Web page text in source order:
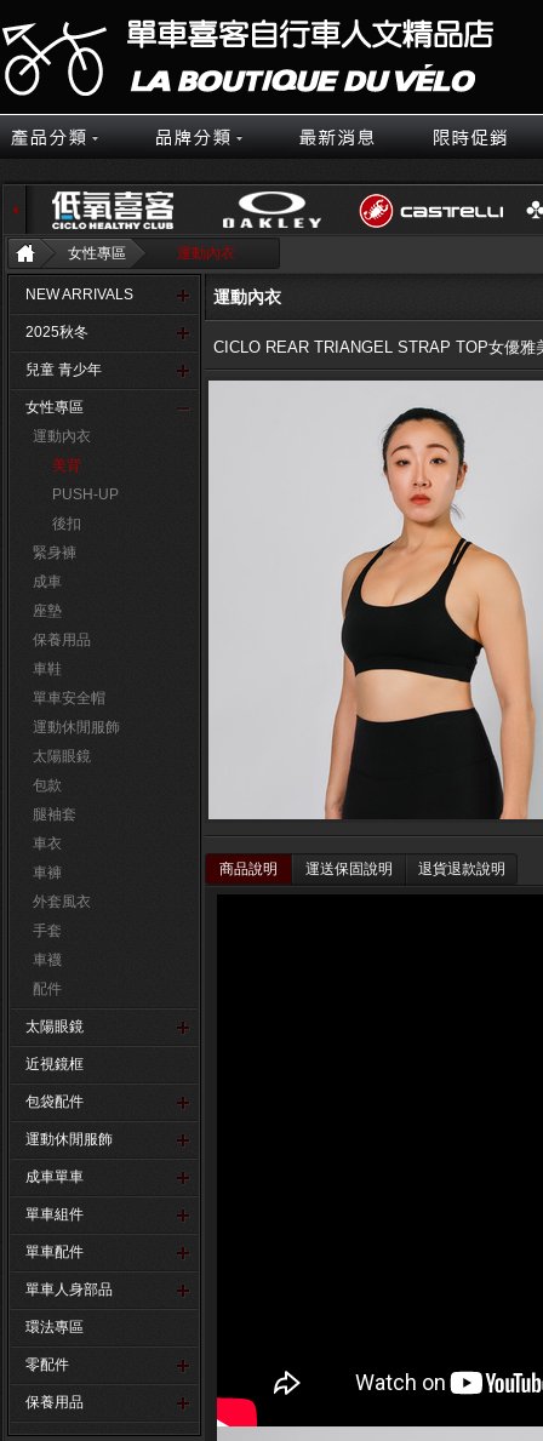
女性專區 運動內衣
NEW ARRIVALS
2025秋冬
兒童 青少年
女性專區
運動內衣
美背
PUSH-UP
後扣
緊身褲
成車
座墊
保養用品
車鞋
單車安全帽
運動休閒服飾
太陽眼鏡
包款
腿袖套
車衣
車褲
外套風衣
手套
車襪
配件
太陽眼鏡
近視鏡框
包袋配件
運動休閒服飾
成車單車
單車組件
單車配件
單車人身部品
環法專區
零配件
保養用品
運動內衣
CICLO REAR TRIANGEL STRAP TOP女優雅
商品說明 運送保固說明 退貨退款說明